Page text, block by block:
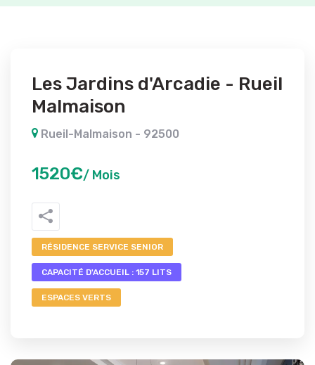
Les Jardins d'Arcadie - Rueil
Malmaison
Rueil-Malmaison - 92500
1520€/ Mois
RÉSIDENCE SERVICE SENIOR
CAPACITÉ D'ACCUEIL : 157 LITS
ESPACES VERTS